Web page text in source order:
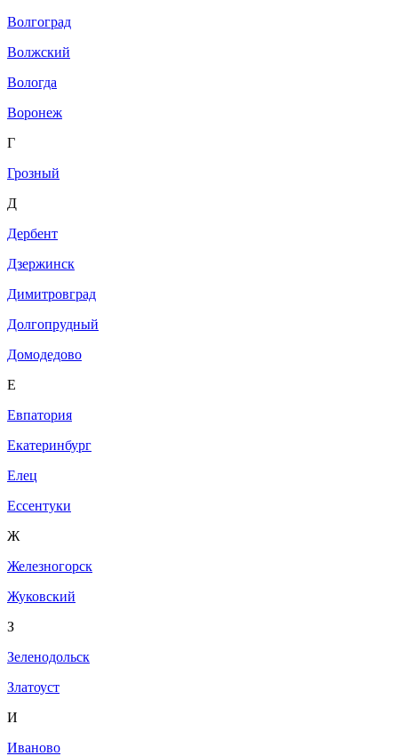
Волгоград
Волжский
Вологда
Воронеж
Г
Грозный
Д
Дербент
Дзержинск
Димитровград
Долгопрудный
Домодедово
Е
Евпатория
Екатеринбург
Елец
Ессентуки
Ж
Железногорск
Жуковский
З
Зеленодольск
Златоуст
И
Иваново